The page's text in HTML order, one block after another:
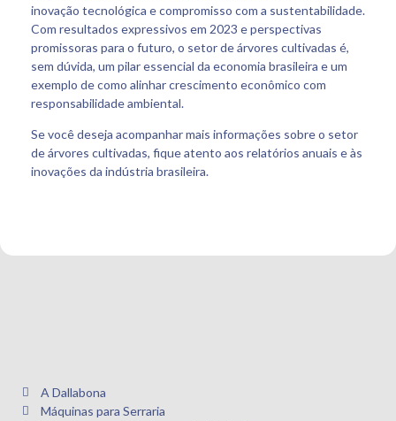
inovação tecnológica e compromisso com a sustentabilidade.
Com resultados expressivos em 2023 e perspectivas
promissoras para o futuro, o setor de árvores cultivadas é,
sem dúvida, um pilar essencial da economia brasileira e um
exemplo de como alinhar crescimento econômico com
responsabilidade ambiental.
Se você deseja acompanhar mais informações sobre o setor
de árvores cultivadas, fique atento aos relatórios anuais e às
inovações da indústria brasileira.
A Dallabona
Máquinas para Serraria